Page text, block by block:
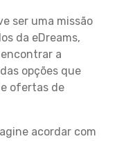
ser uma missão
da eDreams,
a
opções que
ofertas de
acordar com